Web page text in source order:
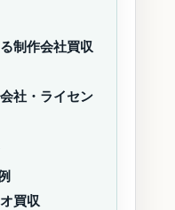
制作会社買収
社・ライセン
買収